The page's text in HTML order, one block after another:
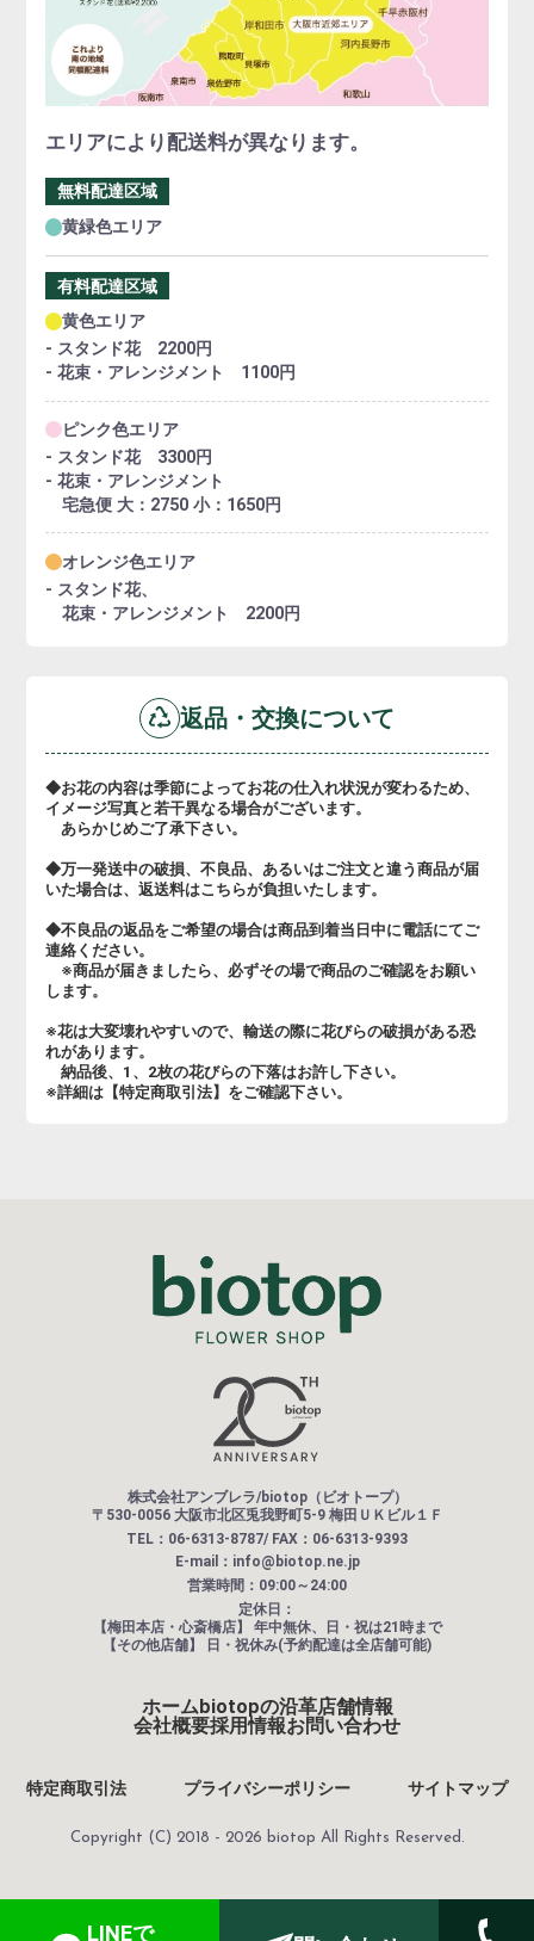
エリアにより配送料が異なります。
無料配達区域
黄緑色エリア
有料配達区域
黄色エリア
- スタンド花 2200円
- 花束・アレンジメント 1100円
ピンク色エリア
- スタンド花 3300円
- 花束・アレンジメント
宅急便 大：2750 小：1650円
オレンジ色エリア
- スタンド花、
花束・アレンジメント 2200円
返品・交換について
◆お花の内容は季節によってお花の仕入れ状況が変わるため、
イメージ写真と若干異なる場合がございます。
あらかじめご了承下さい。
◆万一発送中の破損、不良品、あるいはご注文と違う商品が届
いた場合は、返送料はこちらが負担いたします。
◆不良品の返品をご希望の場合は商品到着当日中に電話にてご
連絡ください。
※商品が届きましたら、必ずその場で商品のご確認をお願い
します。
※花は大変壊れやすいので、輸送の際に花びらの破損がある恐
れがあります。
納品後、1、2枚の花びらの下落はお許し下さい。
※詳細は【特定商取引法】をご確認下さい。
株式会社アンブレラ/biotop（ビオトープ）
〒530-0056 大阪市北区兎我野町5-9 梅田ＵＫビル１Ｆ
TEL：06-6313-8787/ FAX：06-6313-9393
E-mail：info@biotop.ne.jp
営業時間：09:00～24:00
定休日：
【梅田本店・心斎橋店】 年中無休、日・祝は21時まで
【その他店舗】
日・祝休み(予約配達は全店舗可能)
ホームbiotopの沿革店舗情報
会社概要採用情報お問い合わせ
特定商取引法 プライバシーポリシー サイトマップ
Copyright (C) 2018 - 2026 biotop All Rights Reserved.
LINEで